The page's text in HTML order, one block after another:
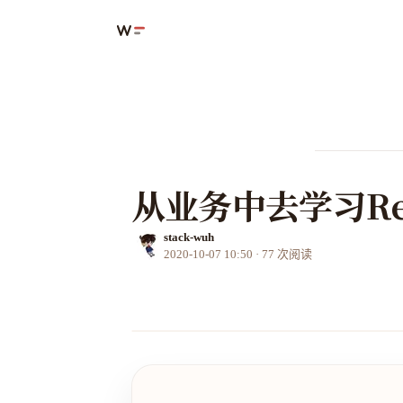
从业务中去学习
stack-wuh
2020-10-07 10:50 · 77 次阅读